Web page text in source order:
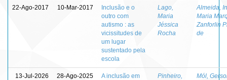
22-Ago-2017 10-Mar-2017
Inclusão e o
outro com
autismo : as
vicissitudes de
um lugar
sustentado pela
escola
Lago,
Maria
Jéssica
Rocha
Almeida,
Maria
Zanforlin
de
13-Jul-2026 28-Ago-2025
A inclusão em
Pinheiro,
Mól,